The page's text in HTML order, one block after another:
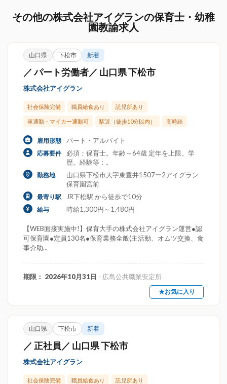
その他の株式会社アイグランの保育士・幼稚
園教諭求人
山口県 下松市 新着
／ パート労働者／ 山口県 下松市
株式会社アイグラン
社会保険完備 職員給食あり 託児所あり
車通勤・マイカー通勤可 駅近（徒歩10分以内） 高時給
雇用形態 パート・アルバイト
応募要件
必須：保育士。年齢～64歳 定年を上限。学
歴。経験等：。
勤務地
山口県下松市大字東豊井1507ー2アイグラン
保育園宮前
最寄り駅 JR下松駅 から徒歩で10分
給与 時給1,300円～1,480円
【WEB面接実施中!】保育大手の株式会社アイグラン運営●認
可保育園●定員130名●保育業務全般(主活動、オムツ交換、食
事介助...
期限： 2026年10月31日 - 広島公共職業安定所
★お気に入り
山口県 下松市 新着
／ 正社員／ 山口県 下松市
株式会社アイグラン
社会保険完備 職員給食あり 託児所あり